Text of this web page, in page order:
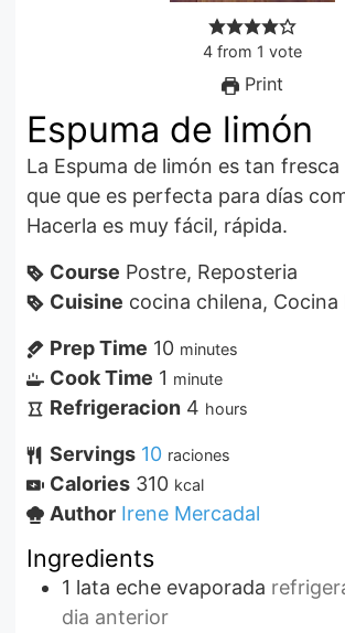
4 from 1 vote
Print
Espuma de limón
La Espuma de limón es tan fresca y deliciosa
que que es perfecta para días
Hacerla es muy fácil, rápida.
Course Postre, Reposteria
Cuisine cocina chilena,
Prep Time 10 minutes
Cook Time 1 minute
Refrigeracion 4 hours
Servings 10 raciones
Calories 310 kcal
Author Irene Mercadal
Ingredients
1 lata eche evaporada
dia anterior